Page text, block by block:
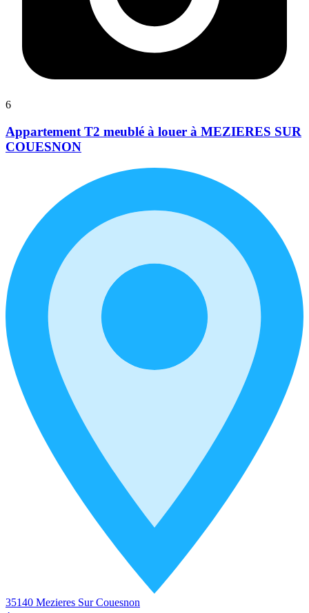
6
Appartement T2 meublé à louer à MEZIERES SUR
COUESNON
35140 Mezieres Sur Couesnon